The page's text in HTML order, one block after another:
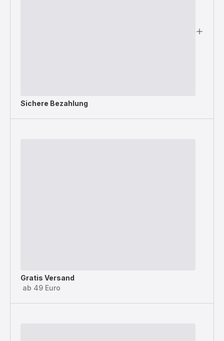
Sichere Bezahlung
Gratis Versand
ab 49 Euro